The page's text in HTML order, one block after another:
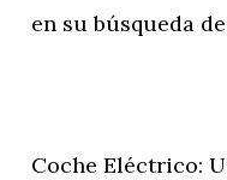
en su búsqueda
Coche Eléctrico: